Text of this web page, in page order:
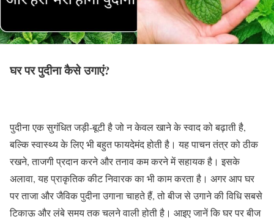
घर पर पुदीना कैसे उगाएं?
पुदीना एक सुगंधित जड़ी-बूटी है जो न केवल खाने के स्वाद को बढ़ाती है,
बल्कि स्वास्थ्य के लिए भी बहुत फायदेमंद होती है। यह पाचन तंत्र को ठीक
रखने, ताजगी प्रदान करने और तनाव कम करने में सहायक है। इसके
अलावा, यह प्राकृतिक कीट निवारक का भी काम करता है। अगर आप घर
पर ताजा और जैविक पुदीना उगाना चाहते हैं, तो बीज से उगाने की विधि सबसे
टिकाऊ और लंबे समय तक चलने वाली होती है। आइए जानें कि घर पर बीज